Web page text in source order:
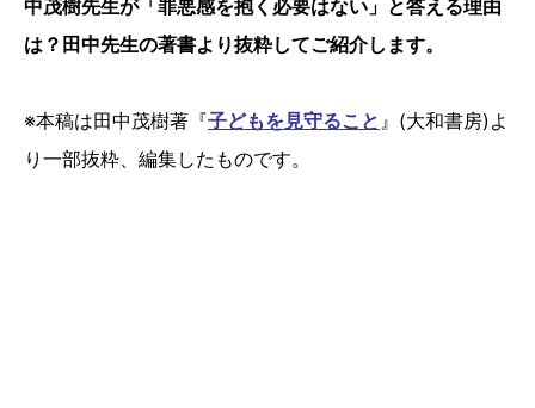
中茂樹先生が「罪悪感を抱く必要はない」と答える理由
は？田中先生の著書より抜粋してご紹介します。
※本稿は田中茂樹著『子どもを見守ること 』(大和書房)よ
り一部抜粋、編集したものです。